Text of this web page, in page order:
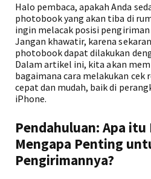
Halo pembaca, apakah Anda
photobook yang akan tiba di
ingin melacak posisi
Jangan khawatir, karena
photobook dapat dilakukan
Dalam artikel ini, kita akan
bagaimana cara melakukan cek
cepat dan mudah, baik di
iPhone.
Pendahuluan: Apa
Mengapa Penting
Pengirimannya?